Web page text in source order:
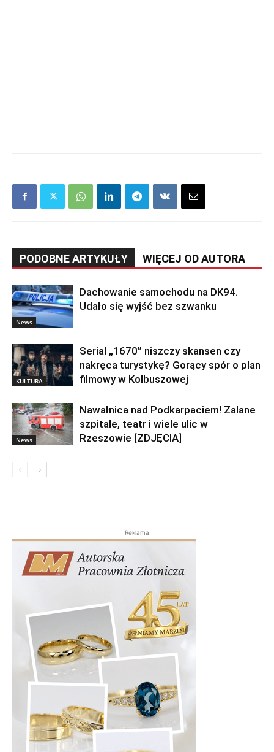
PODOBNE ARTYKUŁY WIĘCEJ OD AUTORA
News
Dachowanie samochodu na DK94.
Udało się wyjść bez szwanku
KULTURA
Serial „1670” niszczy skansen czy
nakręca turystykę? Gorący spór o plan
filmowy w Kolbuszowej
News
Nawałnica nad Podkarpaciem! Zalane
szpitale, teatr i wiele ulic w
Rzeszowie [ZDJĘCIA]
Reklama